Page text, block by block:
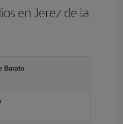
en Jerez de la
Barato